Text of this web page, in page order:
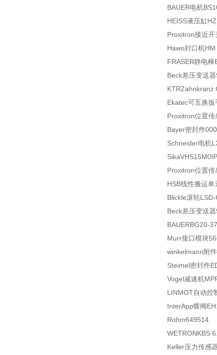
BAUER电机
HEISS液压缸
Proxitron接近
Hawo封口机
FRASER静电
Beck差压变送
KTRZahnkranz
Ekatec可互换
Proxitron位置
Bayer密封件
Schneider电机
Proxitron位置
HSB线性搬运
Blickle滚轮
Beck差压变送
BAUERBG20-
Murr接口模块
winkelmann附
Steimel密封件
Vogel减速机
LINMOT自动控
InterApp蝶阀
Rohm649514
WETRONKBS
Keller压力传感